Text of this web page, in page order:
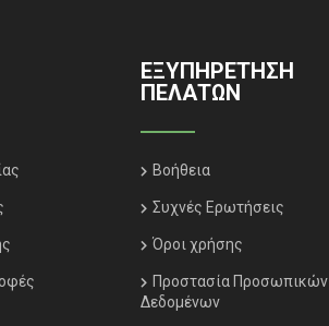
ΕΞΥΠΗΡΈΤΗΣΗ
ΠΕΛΑΤΏΝ
Βοήθεια
Συχνές Ερωτήσεις
Όροι χρήσης
Προστασία Προσωπικών
Δεδομένων